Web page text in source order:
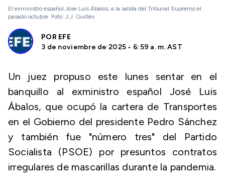
El exministro español Jose Luis Ábalos, a la salida del Tribunal Supremo el
pasado octubre. Foto: J.J. Guillén
POR EFE
3 de noviembre de 2025 • 6:59 a. m. AST
Un juez propuso este lunes sentar en el
banquillo al exministro español José Luis
Ábalos, que ocupó la cartera de Transportes
en el Gobierno del presidente Pedro Sánchez
y también fue "número tres" del Partido
Socialista (PSOE) por presuntos contratos
irregulares de mascarillas durante la pandemia.